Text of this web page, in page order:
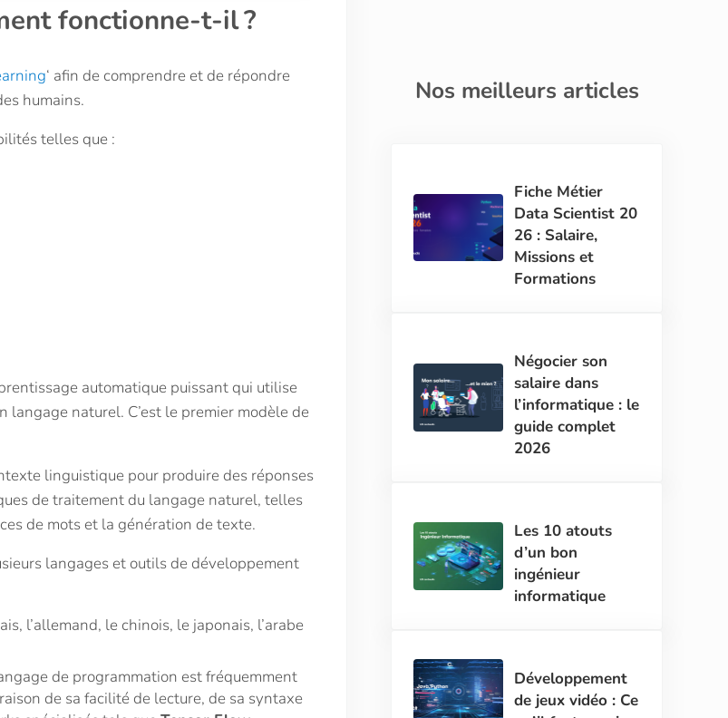
fonctionne-t-il ?
‘ afin de comprendre et de répondre
humains.
telles que :
automatique puissant qui utilise
naturel. C’est le premier modèle de
linguistique pour produire des réponses
de traitement du langage naturel, telles
de mots et la génération de texte.
langages et outils de développement
l’allemand, le chinois, le japonais, l’arabe
de programmation est fréquemment
de sa facilité de lecture, de sa syntaxe
Nos meilleurs articles
Fiche Métier
Data Scientist 20
26 : Salaire,
Missions et
Formations
Négocier son
salaire dans
l’informatique : le
guide complet
2026
Les 10 atouts
d’un bon
ingénieur
informatique
Développement
de jeux vidéo : Ce